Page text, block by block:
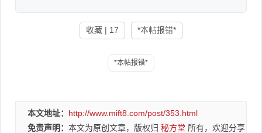
收藏 | 17 *本帖报错*
本文地址： http://www.mift8.com/post/353.html
免责声明： 本文为原创文章，版权归 秘方堂 所有，欢迎分享